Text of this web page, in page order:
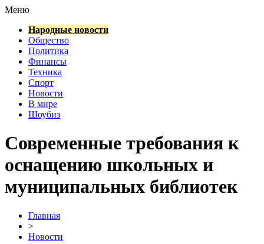
Меню
Народные новости
Общество
Политика
Финансы
Техника
Спорт
Новости
В мире
Шоубиз
Современные требования к
оснащению школьных и
муниципальных библиотек
Главная
>
Новости